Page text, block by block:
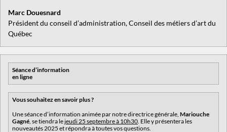
Marc Douesnard
Président du conseil d’administration, Conseil des métiers d’art du
Québec
Séance d’information
en ligne
Vous souhaitez en savoir plus ?
Une séance d’information animée par notre directrice générale, Mariouche
Gagné , se tiendra lejeudi 25 septembre à 10h30 . Elle y présentera les
nouveautés 2025 et répondra à toutes vos questions.